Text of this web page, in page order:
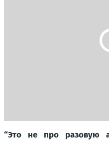
“Это не про разовую